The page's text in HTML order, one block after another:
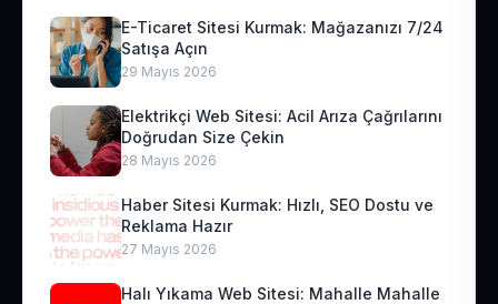
E-Ticaret Sitesi Kurmak: Mağazanızı 7/24
Satışa Açın
29 Mayıs 2026
Elektrikçi Web Sitesi: Acil Arıza Çağrılarını
Doğrudan Size Çekin
28 Mayıs 2026
Haber Sitesi Kurmak: Hızlı, SEO Dostu ve
Reklama Hazır
27 Mayıs 2026
Halı Yıkama Web Sitesi: Mahalle Mahalle